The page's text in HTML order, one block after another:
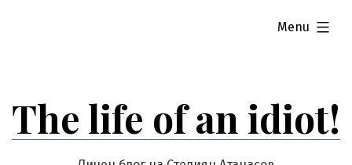
The life of an idiot!
Menu
expanded